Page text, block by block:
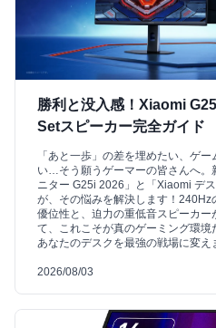
勝利と没入感！Xiaomi
Setスピーカー完全ガイド
「あと一歩」の差を埋めたい、ゲ
い…そう願うゲーマーの皆さんへ。
ニター G25i 2026」と「Xiaomi デ
が、その悩みを解決します！240Hz
優位性と、迫力の重低音スピーカー
て、これこそが真のゲーミング環境
あなたのデスクを最強の戦場に変え
2026/08/03